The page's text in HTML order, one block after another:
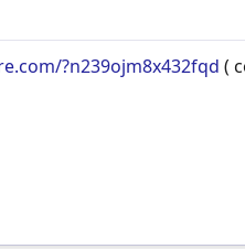
?n239ojm8x432fqd (